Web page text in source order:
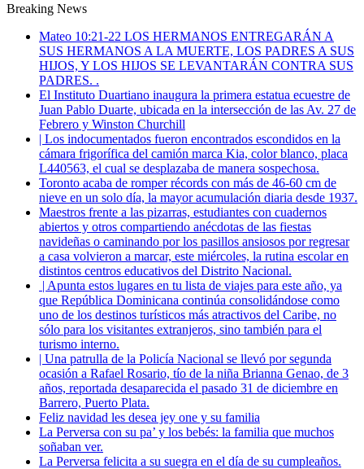
Breaking News
Mateo 10:21-22 LOS HERMANOS ENTREGARÁN A
SUS HERMANOS A LA MUERTE, LOS PADRES A SUS
HIJOS, Y LOS HIJOS SE LEVANTARÁN CONTRA SUS
PADRES. .
El Instituto Duartiano inaugura la primera estatua ecuestre de
Juan Pablo Duarte, ubicada en la intersección de las Av. 27 de
Febrero y Winston Churchill
| Los indocumentados fueron encontrados escondidos en la
cámara frigorífica del camión marca Kia, color blanco, placa
L440563, el cual se desplazaba de manera sospechosa.
Toronto acaba de romper récords con más de 46-60 cm de
nieve en un solo día, la mayor acumulación diaria desde 1937.
Maestros frente a las pizarras, estudiantes con cuadernos
abiertos y otros compartiendo anécdotas de las fiestas
navideñas o caminando por los pasillos ansiosos por regresar
a casa volvieron a marcar, este miércoles, la rutina escolar en
distintos centros educativos del Distrito Nacional.
| Apunta estos lugares en tu lista de viajes para este año, ya
que República Dominicana continúa consolidándose como
uno de los destinos turísticos más atractivos del Caribe, no
sólo para los visitantes extranjeros, sino también para el
turismo interno.
| Una patrulla de la Policía Nacional se llevó por segunda
ocasión a Rafael Rosario, tío de la niña Brianna Genao, de 3
años, reportada desaparecida el pasado 31 de diciembre en
Barrero, Puerto Plata.
Feliz navidad les desea jey one y su familia
La Perversa con su pa’ y los bebés: la familia que muchos
soñaban ver.
La Perversa felicita a su suegra en el día de su cumpleaños.